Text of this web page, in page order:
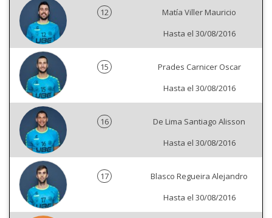
12
Matía Viller Mauricio
Hasta el 30/08/2016
15
Prades Carnicer Oscar
Hasta el 30/08/2016
16
De Lima Santiago Alisson
Hasta el 30/08/2016
17
Blasco Regueira Alejandro
Hasta el 30/08/2016